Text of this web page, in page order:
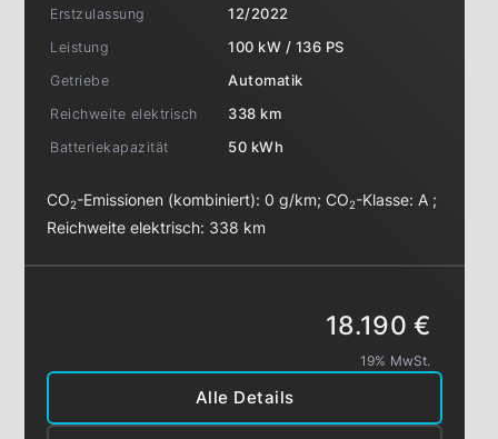
Erstzulassung
12/2022
Leistung
100 kW / 136 PS
Getriebe
Automatik
Reichweite elektrisch
338 km
Batteriekapazität
50 kWh
CO2-Emissionen (kombiniert):0 g/km;CO2-Klasse:A ;
Reichweite elektrisch: 338 km
Alle Details
18.190 €
19% MwSt.